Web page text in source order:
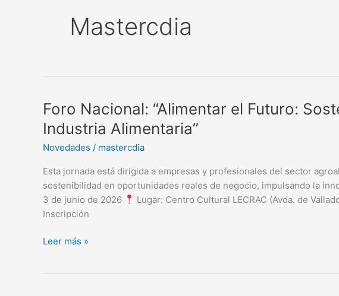
Mastercdia
Foro Nacional: “Alimentar el Futuro:
Industria Alimentaria”
Novedades / mastercdia
Esta jornada está dirigida a empresas y profesionales del sector
sostenibilidad en oportunidades reales de negocio, impulsando la
3 de junio de 2026
Lugar: Centro Cultural LECRAC (Avda. de
Inscripción
Foro
“Alimentar
el
Sostenibilidad
e
Innovación
en
Industria
Leer más »